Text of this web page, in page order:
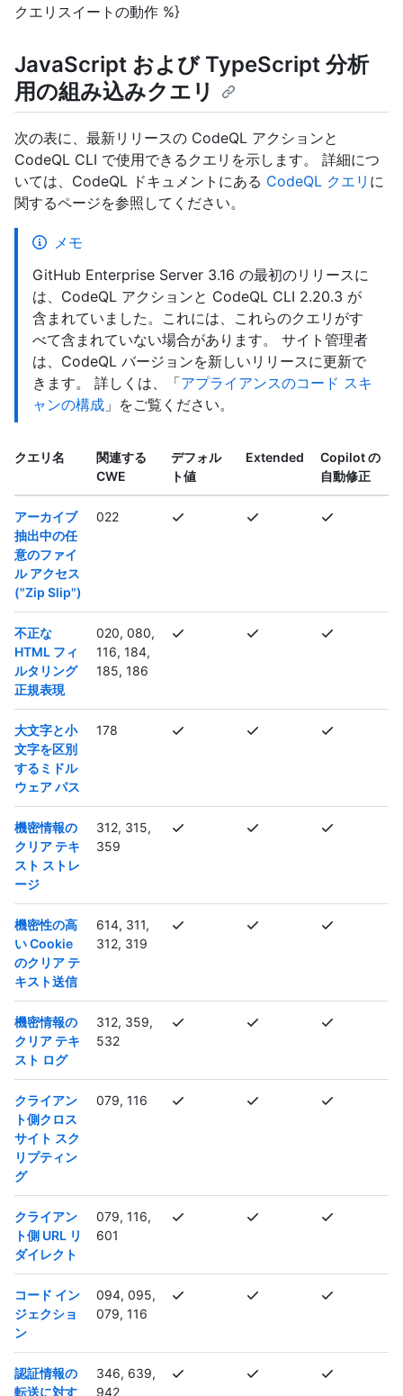
クエリスイートの動作 %}
JavaScript および TypeScript 分析
用の組み込みクエリ
次の表に、最新リリースの CodeQL アクションと
CodeQL CLI で使用できるクエリを示します。 詳細につ
いては、CodeQL ドキュメントにある CodeQL クエリ に
関するページを参照してください。
メモ
GitHub Enterprise Server 3.16 の最初のリリースに
は、CodeQL アクションと CodeQL CLI 2.20.3 が
含まれていました。これには、これらのクエリがす
べて含まれていない場合があります。 サイト管理者
は、CodeQL バージョンを新しいリリースに更新で
きます。 詳しくは、「アプライアンスのコード スキ
ャンの構成 」をご覧ください。
クエリ名
関連する
CWE
デフォル
ト値
Extended
Copilot の
自動修正
アーカイブ
抽出中の任
意のファイ
ル アクセス
("Zip Slip")
022
不正な
HTML フィ
ルタリング
正規表現
020, 080,
116, 184,
185, 186
大文字と小
文字を区別
するミドル
ウェア パス
178
機密情報の
クリア テキ
スト ストレ
ージ
312, 315,
359
機密性の高
い Cookie
のクリア テ
キスト送信
614, 311,
312, 319
機密情報の
クリア テキ
スト ログ
312, 359,
532
クライアン
ト側クロス
サイト スク
リプティン
グ
079, 116
クライアン
ト側 URL リ
ダイレクト
079, 116,
601
コード イン
ジェクショ
ン
094, 095,
079, 116
認証情報の
転送に対す
346, 639,
942